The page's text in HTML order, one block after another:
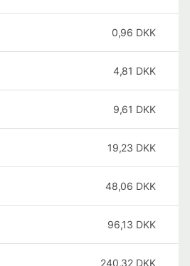
0,96 DKK
4,81 DKK
9,61 DKK
19,23 DKK
48,06 DKK
96,13 DKK
240,32 DKK